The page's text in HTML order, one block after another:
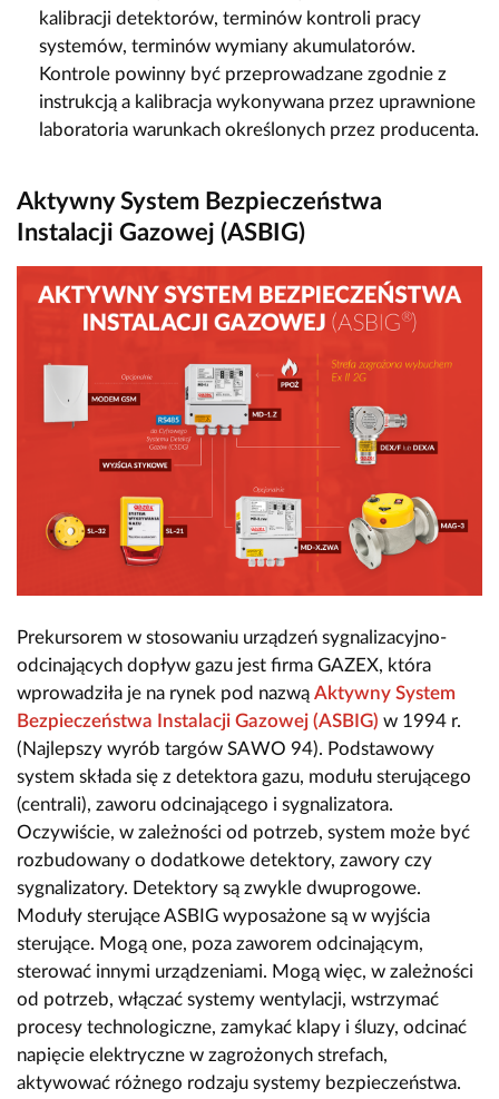
kalibracji detektorów, terminów kontroli pracy
systemów, terminów wymiany akumulatorów.
Kontrole powinny być przeprowadzane zgodnie z
instrukcją a kalibracja wykonywana przez uprawnione
laboratoria warunkach określonych przez producenta.
Aktywny System Bezpieczeństwa
Instalacji Gazowej (ASBIG)
Prekursorem w stosowaniu urządzeń sygnalizacyjno-
odcinających dopływ gazu jest firma GAZEX, która
wprowadziła je na rynek pod nazwą Aktywny System
Bezpieczeństwa Instalacji Gazowej (ASBIG) w 1994 r.
(Najlepszy wyrób targów SAWO 94). Podstawowy
system składa się z detektora gazu, modułu sterującego
(centrali), zaworu odcinającego i sygnalizatora.
Oczywiście, w zależności od potrzeb, system może być
rozbudowany o dodatkowe detektory, zawory czy
sygnalizatory. Detektory są zwykle dwuprogowe.
Moduły sterujące ASBIG wyposażone są w wyjścia
sterujące. Mogą one, poza zaworem odcinającym,
sterować innymi urządzeniami. Mogą więc, w zależności
od potrzeb, włączać systemy wentylacji, wstrzymać
procesy technologiczne, zamykać klapy i śluzy, odcinać
napięcie elektryczne w zagrożonych strefach,
aktywować różnego rodzaju systemy bezpieczeństwa.